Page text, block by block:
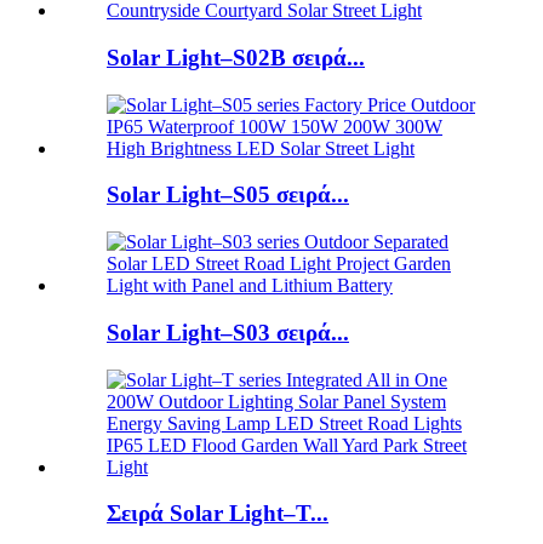
Solar Light–S02B σειρά...
Solar Light–S05 σειρά...
Solar Light–S03 σειρά...
Σειρά Solar Light–T...